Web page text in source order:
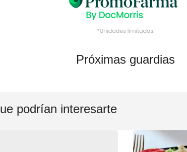
Próximas guardias
podrían interesarte